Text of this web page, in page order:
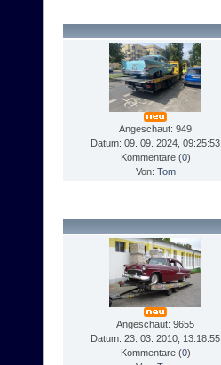
Angeschaut: 949
Datum: 09. 09. 2024, 09:25:53
Kommentare (0)
Von: Tom
Angeschaut: 9655
Datum: 23. 03. 2010, 13:18:55
Kommentare (0)